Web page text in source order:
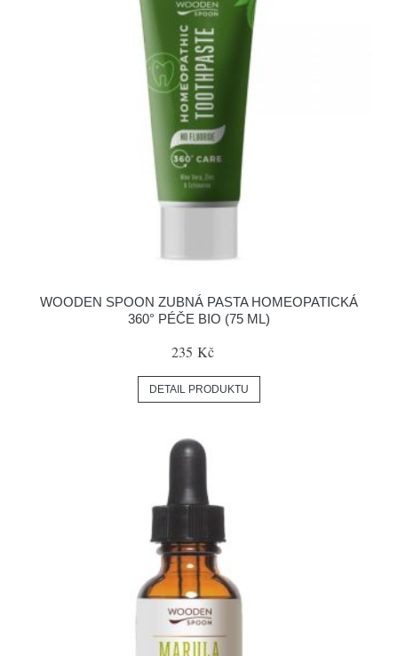
WOODEN SPOON ZUBNÁ PASTA HOMEOPATICKÁ
360° PÉČE BIO (75 ML)
235 Kč
DETAIL PRODUKTU